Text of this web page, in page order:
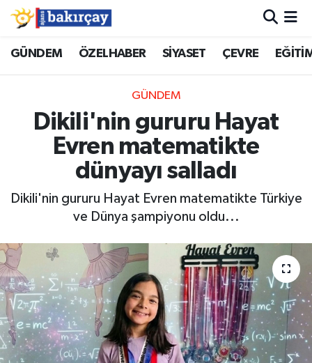
GÜNDEM ÖZELHABER SİYASET ÇEVRE
GÜNDEM
Dikili'nin gururu Hayat
Evren matematikte
dünyayı salladı
Dikili'nin gururu Hayat Evren matematikte Türkiye
ve Dünya şampiyonu oldu...
İzmir Nöbetçi Eczaneler
İzmir Hava Durumu
İzmir Namaz Vakitleri
İzmir Trafik Yoğunluk Haritası
Süper Lig Puan Durumu ve Fikstür
Son Dakika Haberleri
Haber Arşivi